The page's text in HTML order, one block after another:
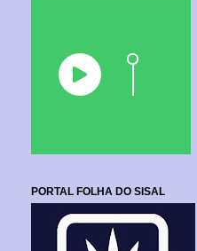
PORTAL FOLHA DO SISAL